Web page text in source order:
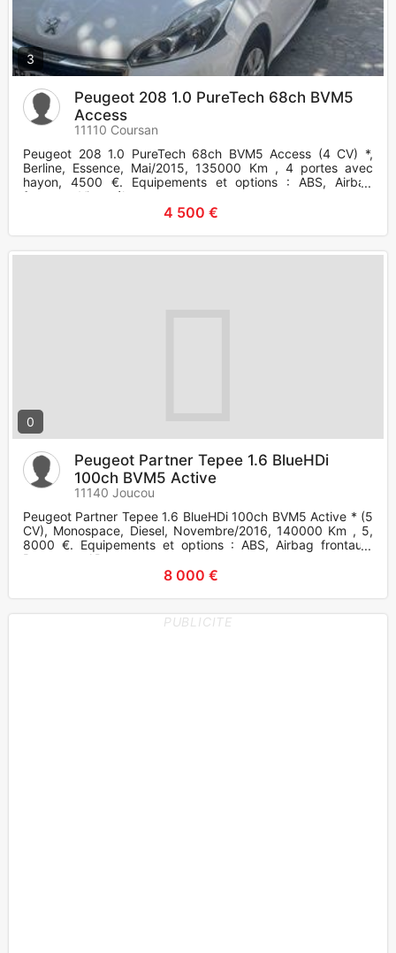
3
Peugeot 208 1.0 PureTech 68ch BVM5
Access
11110 Coursan
Peugeot 208 1.0 PureTech 68ch BVM5 Access (4 CV) *,
Berline, Essence, Mai/2015, 135000 Km , 4 portes avec
hayon, 4500 €. Equipements et options : ABS, Airbag
frontaux, Vitres élec
4 500 €
0
Peugeot Partner Tepee 1.6 BlueHDi
100ch BVM5 Active
11140 Joucou
Peugeot Partner Tepee 1.6 BlueHDi 100ch BVM5 Active * (5
CV), Monospace, Diesel, Novembre/2016, 140000 Km , 5,
8000 €. Equipements et options : ABS, Airbag frontaux,
Banquette AR
8 000 €
PUBLICITE